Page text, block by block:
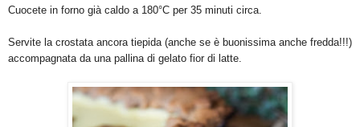
Cuocete in forno già caldo a 180°C per 35 minuti circa.
Servite la crostata ancora tiepida (anche se è buonissima anche fredda!!!)
accompagnata da una pallina di gelato fior di latte.